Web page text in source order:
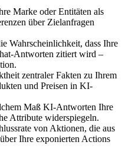
Marke oder Entitäten als
über Zielanfragen
Wahrscheinlichkeit, dass Ihre
Antworten zitiert wird –
zentraler Fakten zu Ihrem
und Preisen in KI-
Maß KI-Antworten Ihre
Attribute widerspiegeln.
von Aktionen, die aus
Ihre exponierten Actions